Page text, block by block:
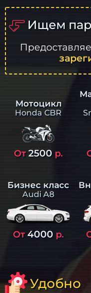
Ищем
Мотоцикл
Honda CBR
От2500р.
Бизнес класс
Audi A8
От4000 р.
Удобно